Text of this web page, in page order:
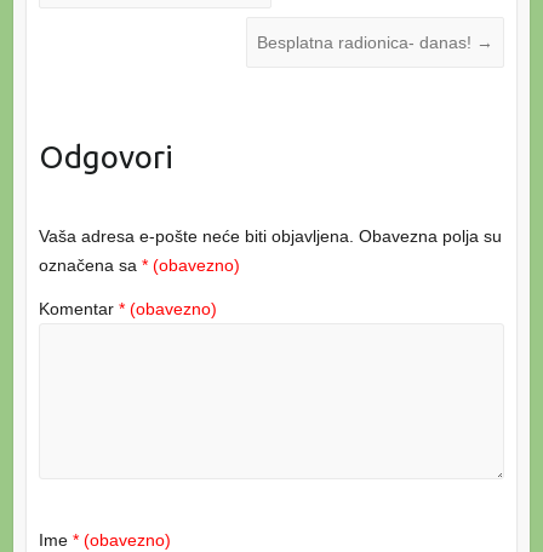
Besplatna radionica- danas! →
Odgovori
Vaša adresa e-pošte neće biti objavljena. Obavezna polja su
označena sa * (obavezno)
Komentar * (obavezno)
Ime * (obavezno)